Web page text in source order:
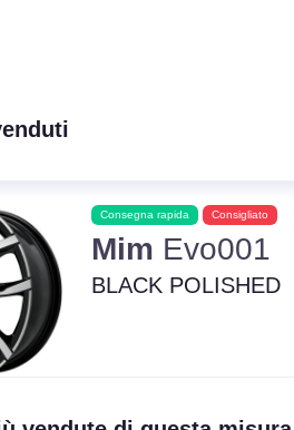
Consegna rapida Consigliato
Mim Evo001
BLACK POLISHED